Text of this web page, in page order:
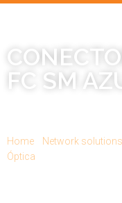
FC SM
Home Network
Óptica